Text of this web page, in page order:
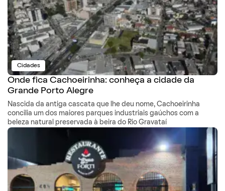
Cidades
Onde fica Cachoeirinha: conheça a cidade da
Grande Porto Alegre
Nascida da antiga cascata que lhe deu nome, Cachoeirinha
concilia um dos maiores parques industriais gaúchos com a
beleza natural preservada à beira do Rio Gravataí